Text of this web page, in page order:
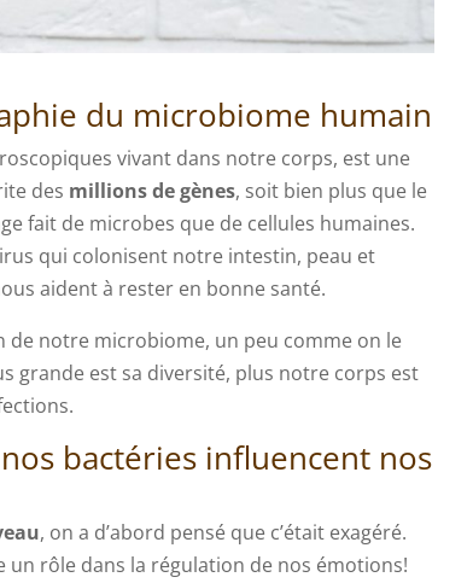
du microbiome humain
vivant dans notre corps, est une
des millions de gènes, soit bien plus que le
fait de microbes que de cellules humaines.
qui colonisent notre intestin, peau et
aident à rester en bonne santé.
de notre microbiome, un peu comme on le
grande est sa diversité, plus notre corps est
bactéries influencent nos
, on a d’abord pensé que c’était exagéré.
rôle dans la régulation de nos émotions!